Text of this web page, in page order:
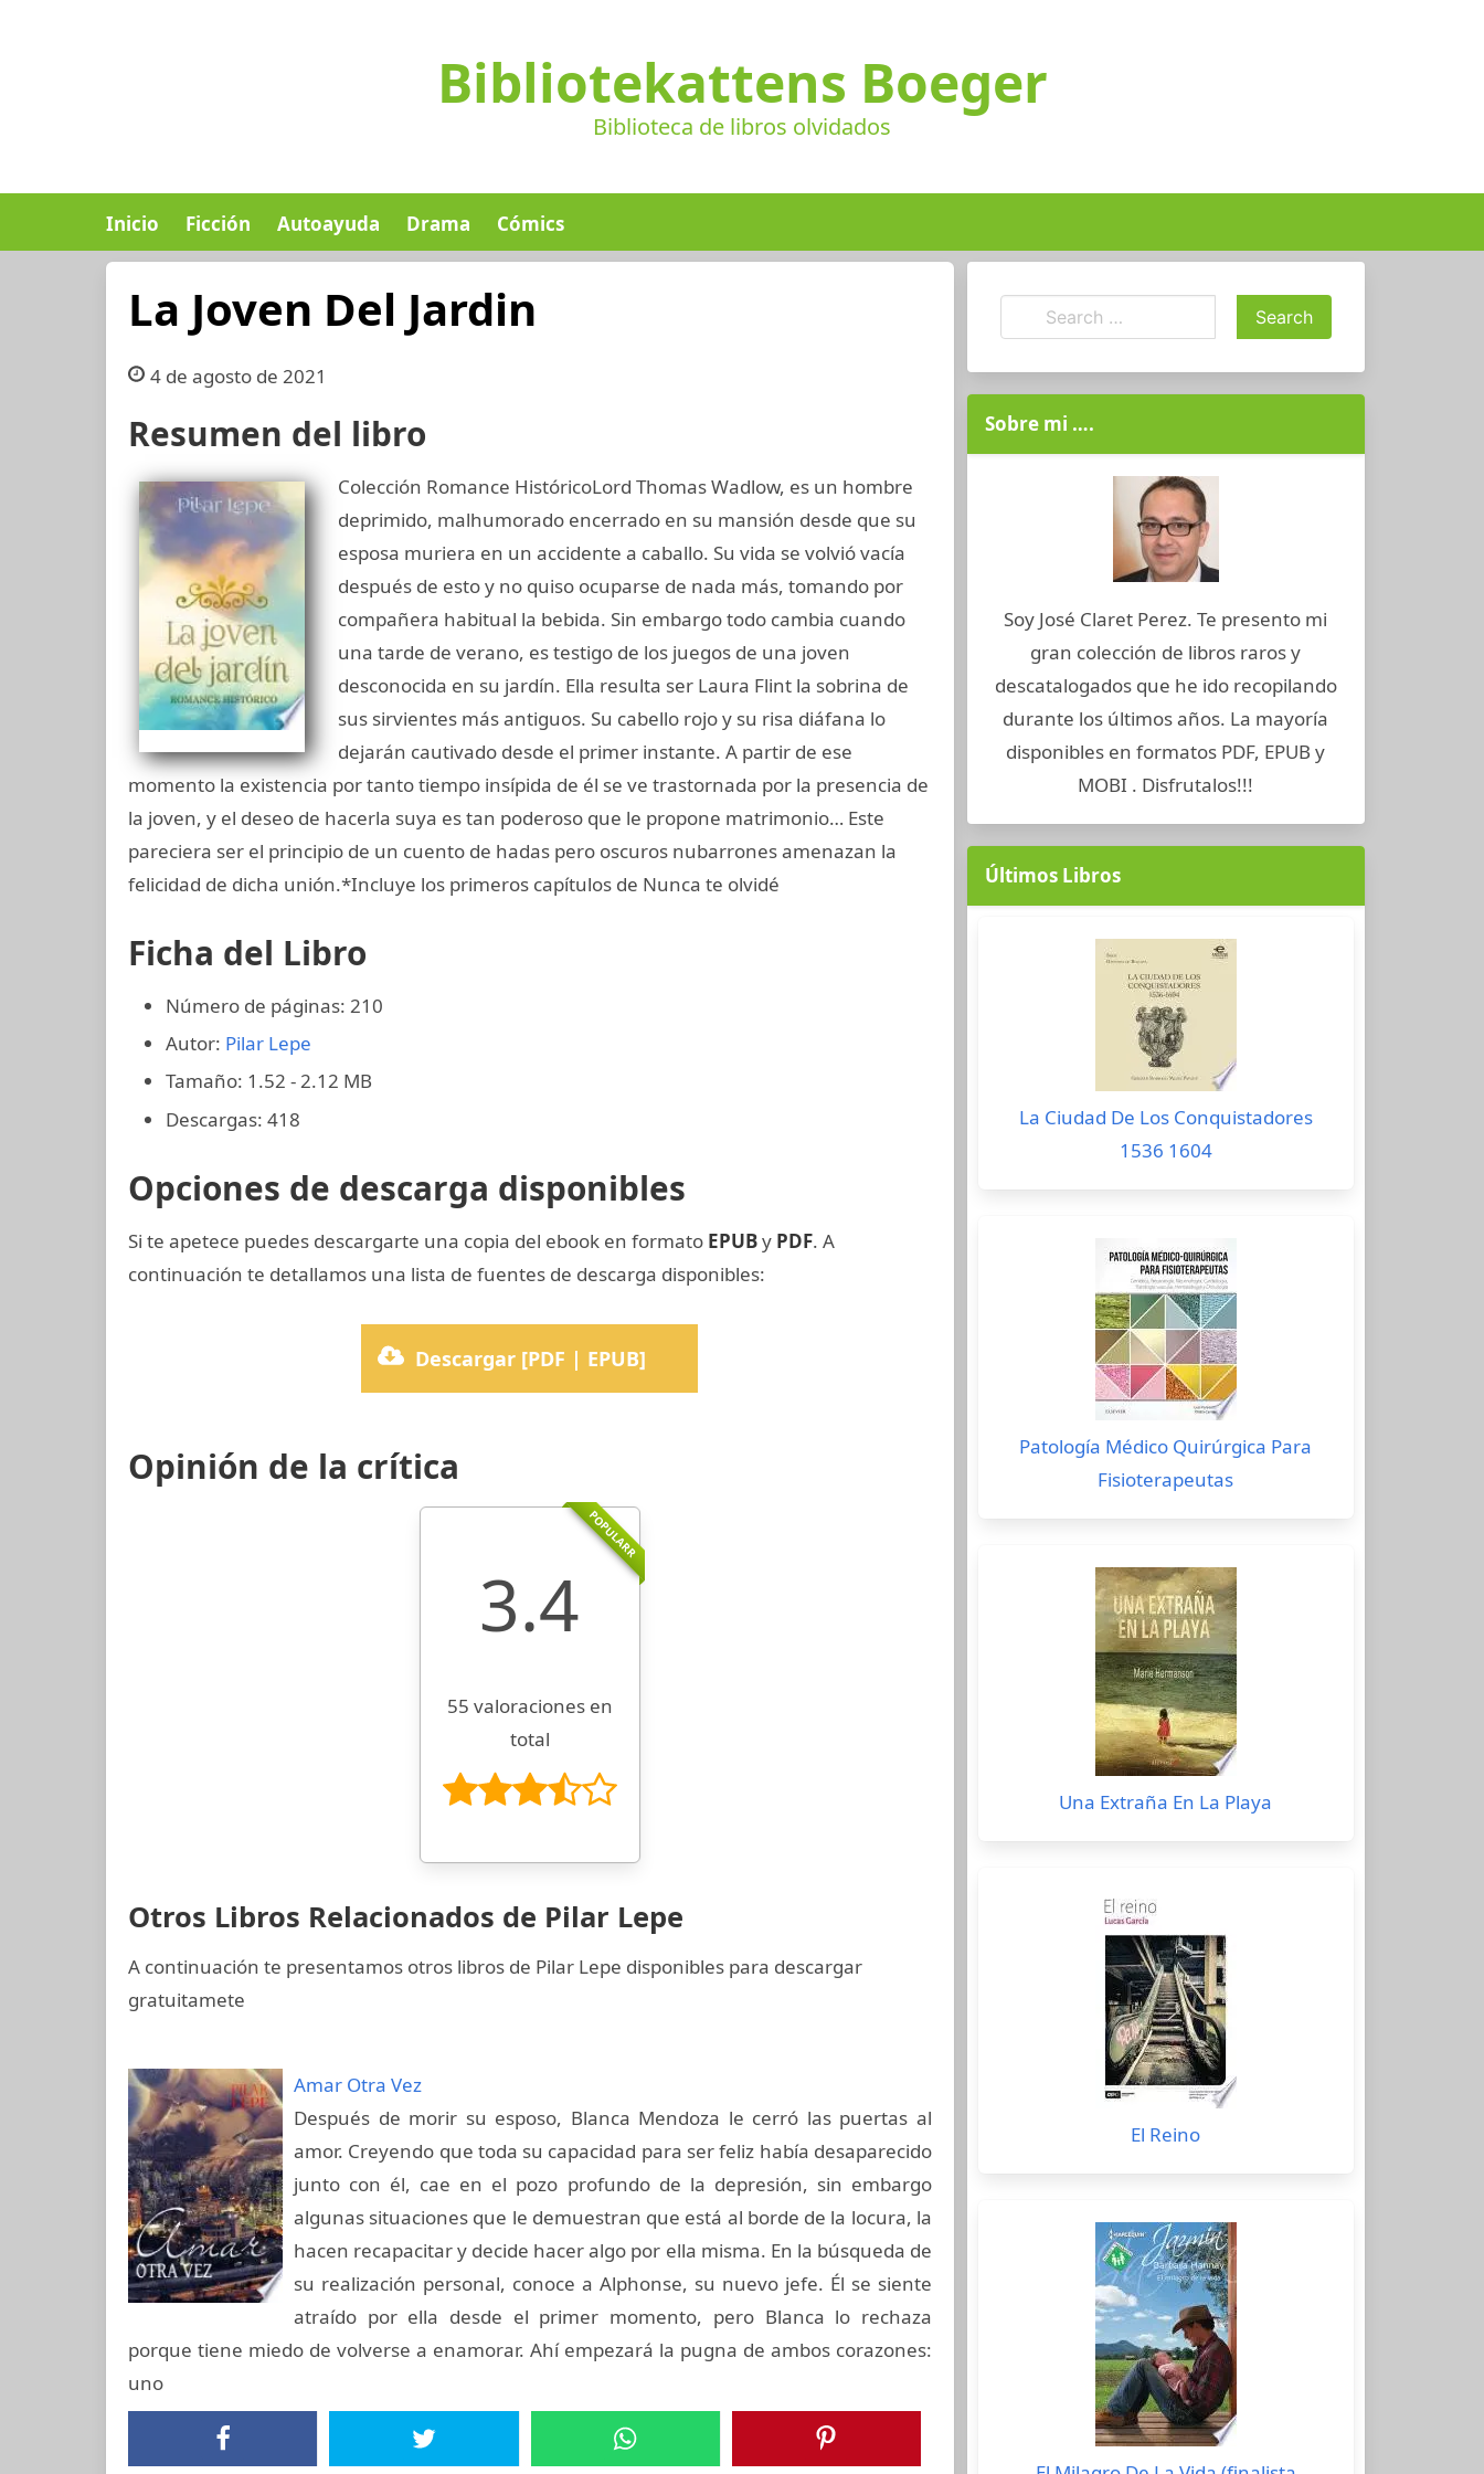
Bibliotekattens Boeger
Biblioteca de libros olvidados
Inicio Ficción Autoayuda Drama Cómics
La Joven Del Jardin
4 de agosto de 2021
Resumen del libro
Colección Romance HistóricoLord Thomas Wadlow, es un hombre
deprimido, malhumorado encerrado en su mansión desde que su
esposa muriera en un accidente a caballo. Su vida se volvió vacía
después de esto y no quiso ocuparse de nada más, tomando por
compañera habitual la bebida. Sin embargo todo cambia cuando
una tarde de verano, es testigo de los juegos de una joven
desconocida en su jardín. Ella resulta ser Laura Flint la sobrina de
sus sirvientes más antiguos. Su cabello rojo y su risa diáfana lo
dejarán cautivado desde el primer instante. A partir de ese
momento la existencia por tanto tiempo insípida de él se ve trastornada por la presencia de
la joven, y el deseo de hacerla suya es tan poderoso que le propone matrimonio… Este
pareciera ser el principio de un cuento de hadas pero oscuros nubarrones amenazan la
felicidad de dicha unión.*Incluye los primeros capítulos de Nunca te olvidé
Ficha del Libro
Número de páginas: 210
Autor: Pilar Lepe
Tamaño: 1.52 - 2.12 MB
Descargas: 418
Opciones de descarga disponibles
Si te apetece puedes descargarte una copia del ebook en formato EPUBy PDF. A
continuación te detallamos una lista de fuentes de descarga disponibles:
Descargar [PDF | EPUB]
Opinión de la crítica
POPULARR
3.4
55 valoraciones en
total
Otros Libros Relacionados de Pilar Lepe
A continuación te presentamos otros libros de Pilar Lepe disponibles para descargar
gratuitamete
Amar Otra Vez
Después de morir su esposo, Blanca Mendoza le cerró las puertas al
amor. Creyendo que toda su capacidad para ser feliz había desaparecido
junto con él, cae en el pozo profundo de la depresión, sin embargo
algunas situaciones que le demuestran que está al borde de la locura, la
hacen recapacitar y decide hacer algo por ella misma. En la búsqueda de
su realización personal, conoce a Alphonse, su nuevo jefe. Él se siente
atraído por ella desde el primer momento, pero Blanca lo rechaza
porque tiene miedo de volverse a enamorar. Ahí empezará la pugna de ambos corazones:
uno
Sobre mi ….
Soy José Claret Perez. Te presento mi
gran colección de libros raros y
descatalogados que he ido recopilando
durante los últimos años. La mayoría
disponibles en formatos PDF, EPUB y
MOBI . Disfrutalos!!!
Últimos Libros
La Ciudad De Los Conquistadores
1536 1604
Patología Médico Quirúrgica Para
Fisioterapeutas
Una Extraña En La Playa
El Reino